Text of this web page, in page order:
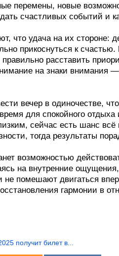
перемены, новые
счастливых событий и
что удача на их стороне:
прикоснуться к
расставить
на знаки внимания
вечер в одиночестве,
для спокойного
сейчас есть шанс всё
тогда результаты
возможностью
на внутренние ощущения,
не помешают двигаться
гармонии в
получит билет в...